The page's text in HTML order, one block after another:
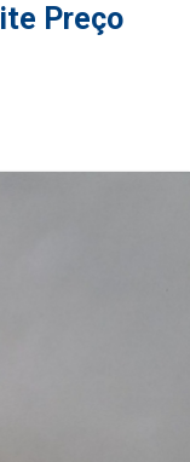
Preço